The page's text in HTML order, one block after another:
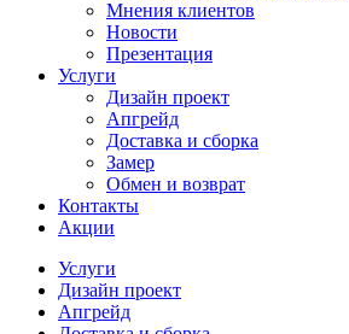
Мнения клиентов
Новости
Презентация
Услуги
Дизайн проект
Апгрейд
Доставка и сборка
Замер
Обмен и возврат
Контакты
Акции
Услуги
Дизайн проект
Апгрейд